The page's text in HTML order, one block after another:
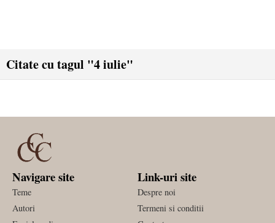
Citate cu tagul "4 iulie"
Navigare site
Teme
Autori
Link-uri site
Despre noi
Termeni si conditii